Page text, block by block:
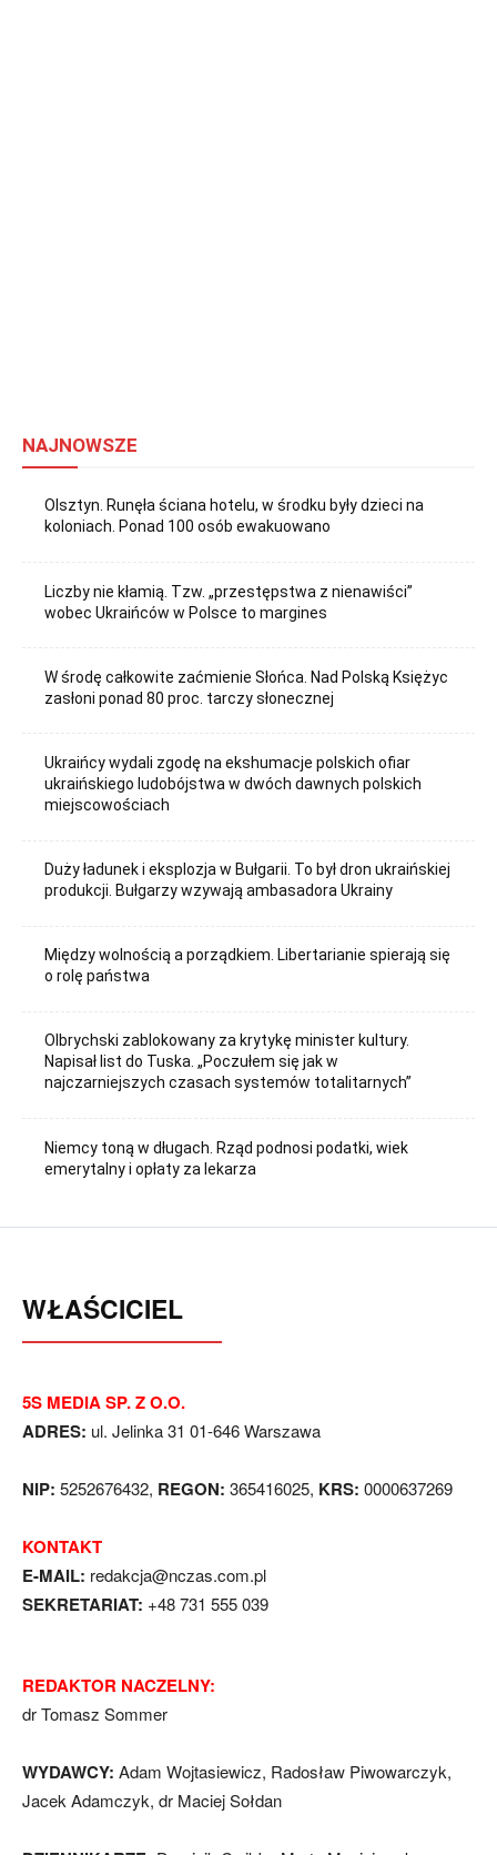
NAJNOWSZE
Olsztyn. Runęła ściana hotelu, w środku były dzieci na
koloniach. Ponad 100 osób ewakuowano
Liczby nie kłamią. Tzw. „przestępstwa z nienawiści”
wobec Ukraińców w Polsce to margines
W środę całkowite zaćmienie Słońca. Nad Polską Księżyc
zasłoni ponad 80 proc. tarczy słonecznej
Ukraińcy wydali zgodę na ekshumacje polskich ofiar
ukraińskiego ludobójstwa w dwóch dawnych polskich
miejscowościach
Duży ładunek i eksplozja w Bułgarii. To był dron ukraińskiej
produkcji. Bułgarzy wzywają ambasadora Ukrainy
Między wolnością a porządkiem. Libertarianie spierają się
o rolę państwa
Olbrychski zablokowany za krytykę minister kultury.
Napisał list do Tuska. „Poczułem się jak w
najczarniejszych czasach systemów totalitarnych”
Niemcy toną w długach. Rząd podnosi podatki, wiek
emerytalny i opłaty za lekarza
WŁAŚCICIEL
5S MEDIA SP. Z O.O.
ADRES: ul. Jelinka 31 01-646 Warszawa
NIP: 5252676432, REGON: 365416025, KRS: 0000637269
KONTAKT
E-MAIL: redakcja@nczas.com.pl
SEKRETARIAT: +48 731 555 039
REDAKTOR NACZELNY:
dr Tomasz Sommer
WYDAWCY: Adam Wojtasiewicz, Radosław Piwowarczyk,
Jacek Adamczyk, dr Maciej Sołdan